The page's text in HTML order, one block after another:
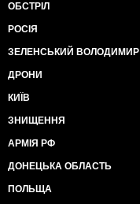
ОБСТРІЛ
РОСІЯ
ЗЕЛЕНСЬКИЙ ВОЛОДИМИР
ДРОНИ
КИЇВ
ЗНИЩЕННЯ
АРМІЯ РФ
ДОНЕЦЬКА ОБЛАСТЬ
ПОЛЬЩА